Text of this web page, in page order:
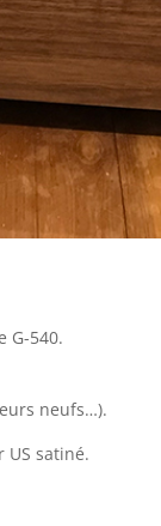
G-540.
neufs…).
US satiné.